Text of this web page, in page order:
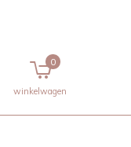
winkelwagen
0